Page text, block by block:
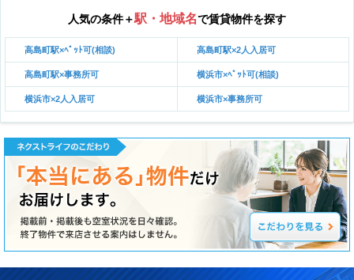
人気の条件＋駅・地域名で賃貸物件を探す
高島町駅×ﾍﾟｯﾄ可(相談) 高島町駅×2人入居可
高島町駅×事務所可 横浜市×ﾍﾟｯﾄ可(相談)
横浜市×2人入居可 横浜市×事務所可